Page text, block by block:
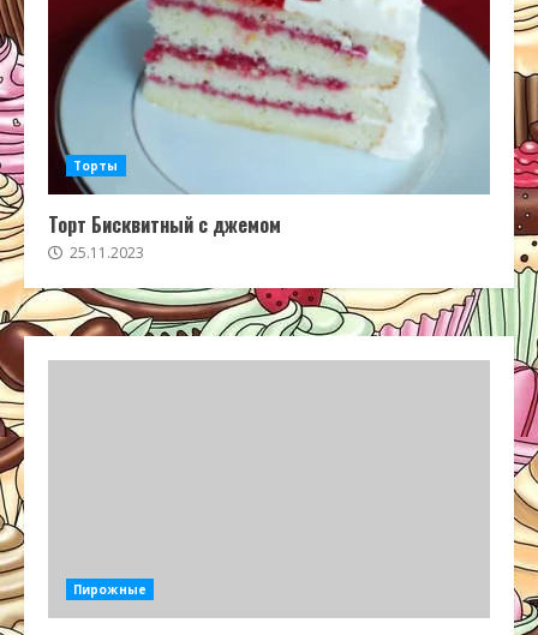
Торты
Торт Бисквитный с джемом
25.11.2023
Пирожные